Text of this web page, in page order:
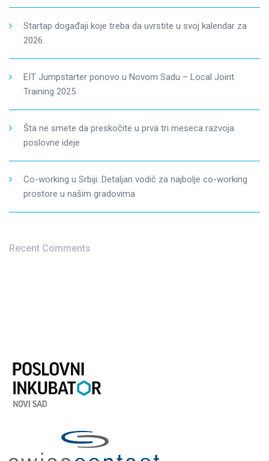
Startap događaji koje treba da uvrstite u svoj kalendar za
2026.
EIT Jumpstarter ponovo u Novom Sadu – Local Joint
Training 2025
Šta ne smete da preskočite u prva tri meseca razvoja
poslovne ideje
Co-working u Srbiji: Detaljan vodič za najbolje co-working
prostore u našim gradovima
Recent Comments